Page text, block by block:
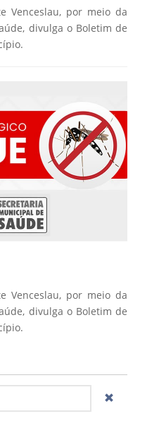
Venceslau, por meio da
divulga o Boletim de
Venceslau, por meio da
divulga o Boletim de